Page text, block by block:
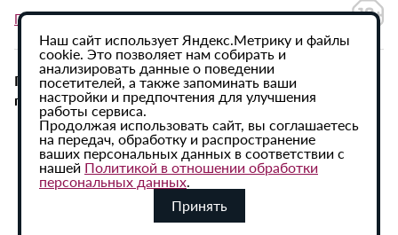
Политика в отношении обработки персональных данных
При использовании материалов сайта активная
гиперссылка на ИА «Регион 64» обязательна.
Наш сайт использует Яндекс.Метрику и файлы
cookie. Это позволяет нам собирать и
анализировать данные о поведении
посетителей, а также запоминать ваши
настройки и предпочтения для улучшения
работы сервиса.
Продолжая использовать сайт, вы соглашаетесь
на передач, обработку и распространение
ваших персональных данных в соответствии с
нашей Политикой в отношении обработки
персональных данных.
Принять